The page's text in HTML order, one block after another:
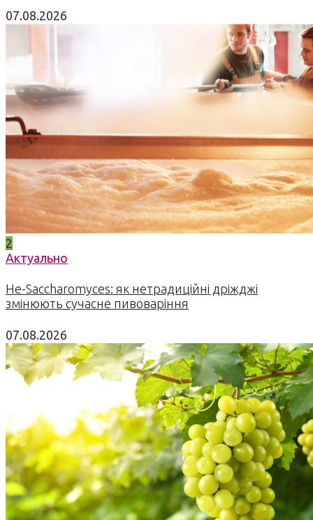
07.08.2026
2
Актуально
Не-Saccharomyces: як нетрадиційні дріжджі
змінюють сучасне пивоваріння
07.08.2026